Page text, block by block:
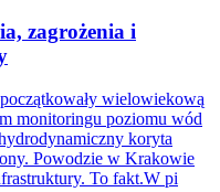
zagrożenia i
wielowiekową
monitoringu poziomu wód
koryta
Powodzie w Krakowie
To fakt.W pi